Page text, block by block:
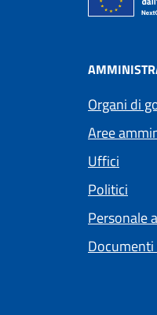
Organi di
Aree
Uffici
Politici
Personale